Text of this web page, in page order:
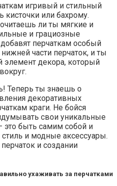
игривый и стильный
или бахрому.
ли ты мягкие и
и грациозные
перчаткам особый
части перчаток, и ты
элемент декора, который
Теперь ты знаешь о
декоративных
краги. Не бойся
свои уникальные
это быть самим собой и
и модные аксессуары.
и создании
ухаживать за перчатками